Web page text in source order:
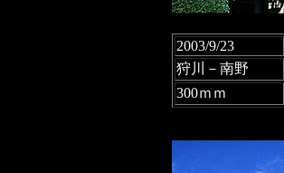
2003/9/23
狩川－南野
300ｍｍ